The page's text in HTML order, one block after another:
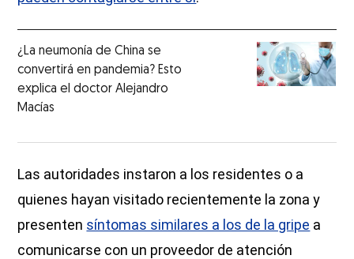
¿La neumonía de China se
convertirá en pandemia? Esto
explica el doctor Alejandro
Macías
Las autoridades instaron a los residentes o a
quienes hayan visitado recientemente la zona y
presenten síntomas similares a los de la gripe a
comunicarse con un proveedor de atención